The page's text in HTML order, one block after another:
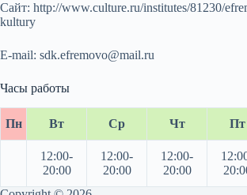
Сайт: http://www.culture.ru/institutes/81230/
kultury
E-mail: sdk.efremovo@mail.ru
Часы работы
Пн Вт Ср Чт Пт
12:00-
20:00
12:00-
20:00
12:00-
20:00